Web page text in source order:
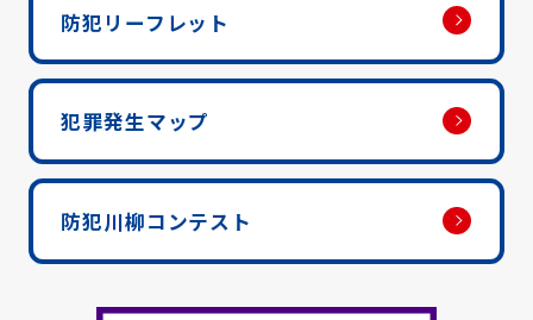
防犯リーフレット
犯罪発生マップ
防犯川柳コンテスト